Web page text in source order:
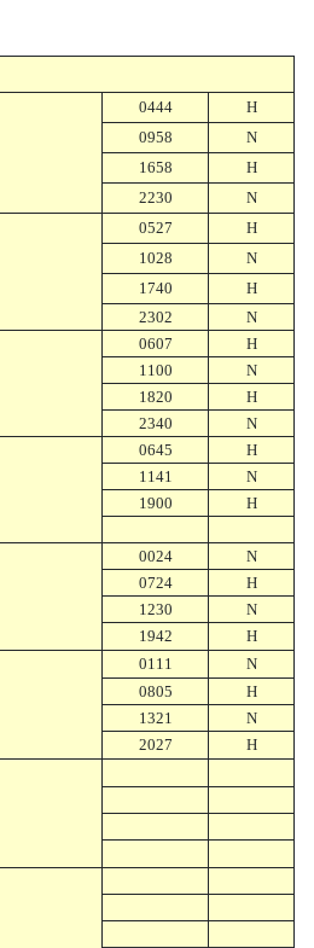
0444
H
0958
N
1658
H
2230 N
0527
H
1028
N
1740
H
2302 N
0607
H
1100
N
1820
H
2340 N
0645
H
1141
N
1900
H
0024
N
0724
H
1230
N
1942 H
0111
N
0805
H
1321
N
2027 H